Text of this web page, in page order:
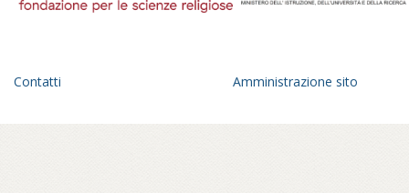
Contatti Amministrazione sito